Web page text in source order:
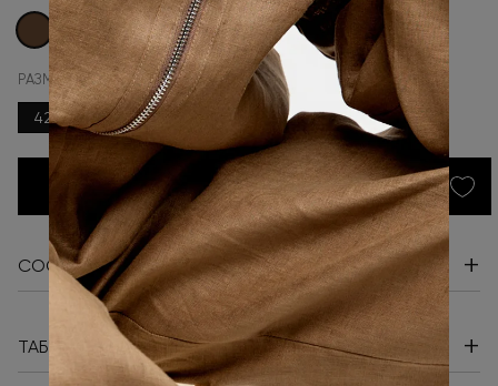
РАЗМЕР
42 48 50
В КОРЗИНУ
СОСТАВ И УХОД +
ТАБЛИЦА РАЗМЕРОВ +